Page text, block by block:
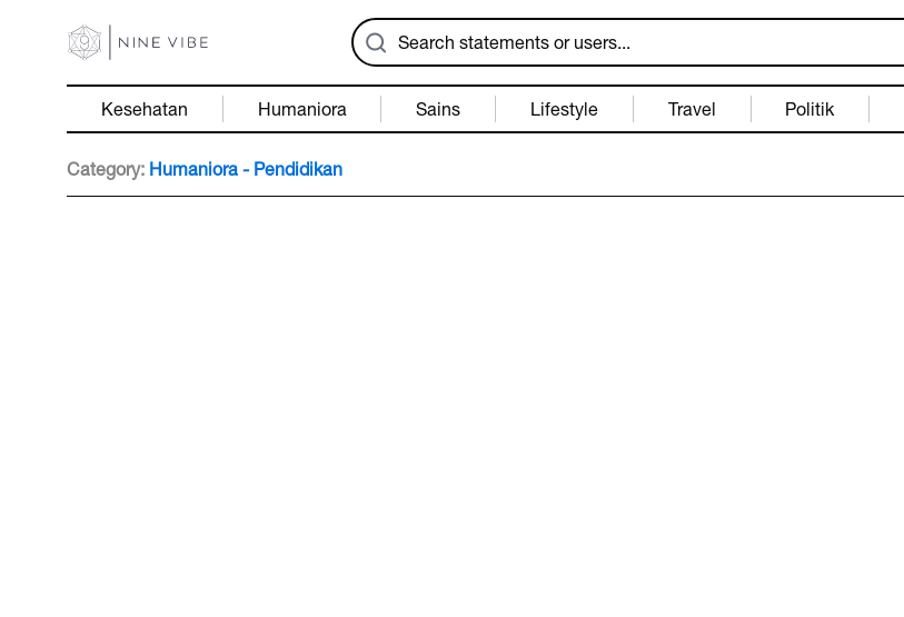
Kesehatan Humaniora Sains Lifestyle Travel Politik
Category: Humaniora - Pendidikan